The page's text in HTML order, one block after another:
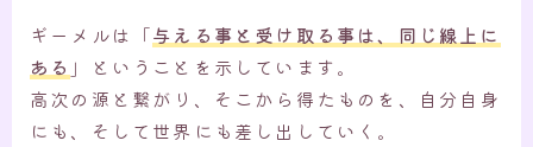
ギーメルは「与える事と受け取る事は、同じ線上に
ある 」ということを示しています。
高次の源と繋がり、そこから得たものを、自分自身
にも、そして世界にも差し出していく。